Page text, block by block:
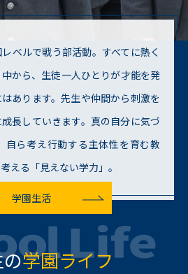
ベルで戦う部活動。すべてに熱く
から、生徒一人ひとりが才能を発
あります。先生や仲間から刺激を
長していきます。真の自分に気づ
自ら考え行動する主体性を育む教
える「見えない学力」。
学園生活
学園ライフ